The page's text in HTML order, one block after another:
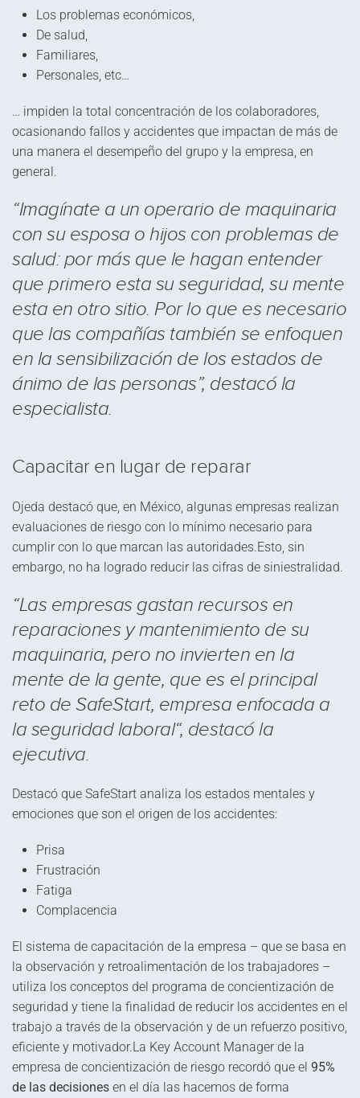
Los problemas económicos,
De salud,
Familiares,
Personales, etc…
… impiden la total concentración de los colaboradores,
ocasionando fallos y accidentes que impactan de más de
una manera el desempeño del grupo y la empresa, en
general.
“Imagínate a un operario de maquinaria
con su esposa o hijos con problemas de
salud: por más que le hagan entender
que primero esta su seguridad, su mente
esta en otro sitio. Por lo que es necesario
que las compañías también se enfoquen
en la sensibilización de los estados de
ánimo de las personas”, destacó la
especialista.
Capacitar en lugar de reparar
Ojeda destacó que, en México, algunas empresas realizan
evaluaciones de riesgo con lo mínimo necesario para
cumplir con lo que marcan las autoridades.Esto, sin
embargo, no ha logrado reducir las cifras de siniestralidad.
“Las empresas gastan recursos en
reparaciones y mantenimiento de su
maquinaria, pero no invierten en la
mente de la gente, que es el principal
reto de SafeStart, empresa enfocada a
la seguridad laboral“, destacó la
ejecutiva.
Destacó que SafeStart analiza los estados mentales y
emociones que son el origen de los accidentes:
Prisa
Frustración
Fatiga
Complacencia
El sistema de capacitación de la empresa – que se basa en
la observación y retroalimentación de los trabajadores –
utiliza los conceptos del programa de concientización de
seguridad y tiene la finalidad de reducir los accidentes en el
trabajo a través de la observación y de un refuerzo positivo,
eficiente y motivador.La Key Account Manager de la
empresa de concientización de riesgo recordó que el 95%
de las decisiones en el día las hacemos de forma